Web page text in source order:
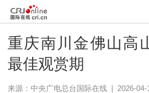
重庆南川金佛山高
最佳观赏期
来源：中央广电总台国际在线| 2026-